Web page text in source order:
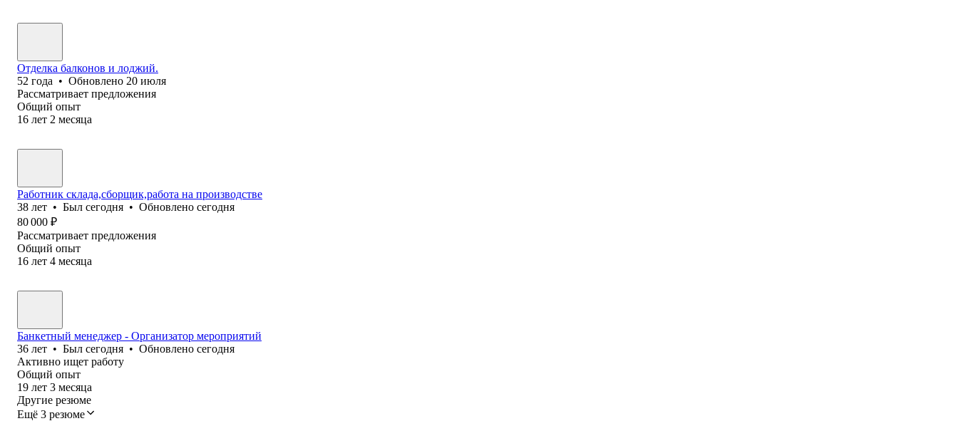
Отделка балконов и лоджий.
52 года • Обновлено 20 июля
Рассматривает предложения
Общий опыт
16 лет 2 месяца
Работник склада,сборщик,работа на производстве
38 лет • Был сегодня • Обновлено сегодня
80 000 ₽
Рассматривает предложения
Общий опыт
16 лет 4 месяца
Банкетный менеджер - Организатор мероприятий
36 лет • Был сегодня • Обновлено сегодня
Активно ищет работу
Общий опыт
19 лет 3 месяца
Другие резюме
Ещё 3 резюме